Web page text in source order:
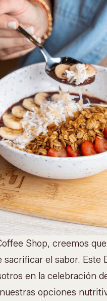
Shop, creemos
sacrificar el sabor. Este
en la celebración
opciones